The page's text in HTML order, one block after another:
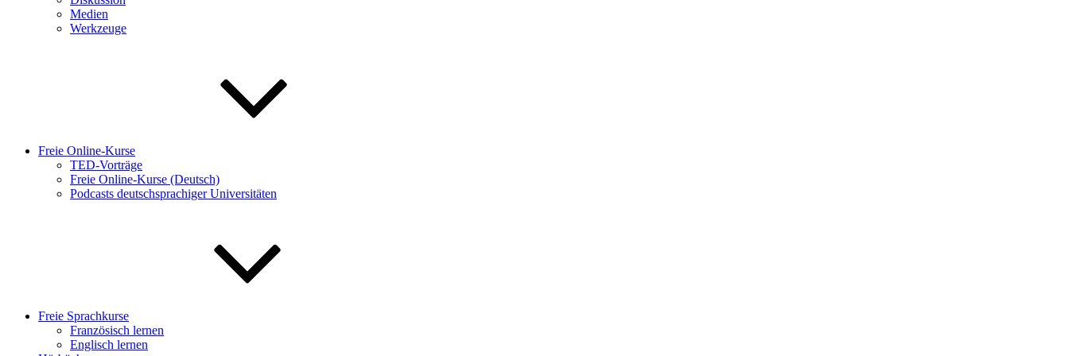
Medien
Werkzeuge
Freie Online-Kurse
TED-Vorträge
Freie Online-Kurse (Deutsch)
Podcasts deutschsprachiger Universitäten
Freie Sprachkurse
Französisch lernen
Englisch lernen